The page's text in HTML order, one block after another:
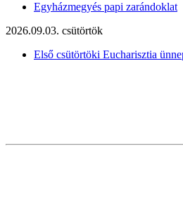
Egyházmegyés papi zarándoklat
2026.09.03. csütörtök
Első csütörtöki Eucharisztia